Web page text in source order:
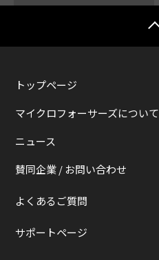
トップページ
マイクロフォーサーズについて
ニュース
賛同企業 / お問い合わせ
よくあるご質問
サポートページ